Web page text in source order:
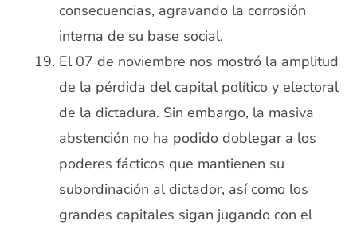
consecuencias, agravando la corrosión
interna de su base social.
El 07 de noviembre nos mostró la amplitud
de la pérdida del capital político y electoral
de la dictadura. Sin embargo, la masiva
abstención no ha podido doblegar a los
poderes fácticos que mantienen su
subordinación al dictador, así como los
grandes capitales sigan jugando con el